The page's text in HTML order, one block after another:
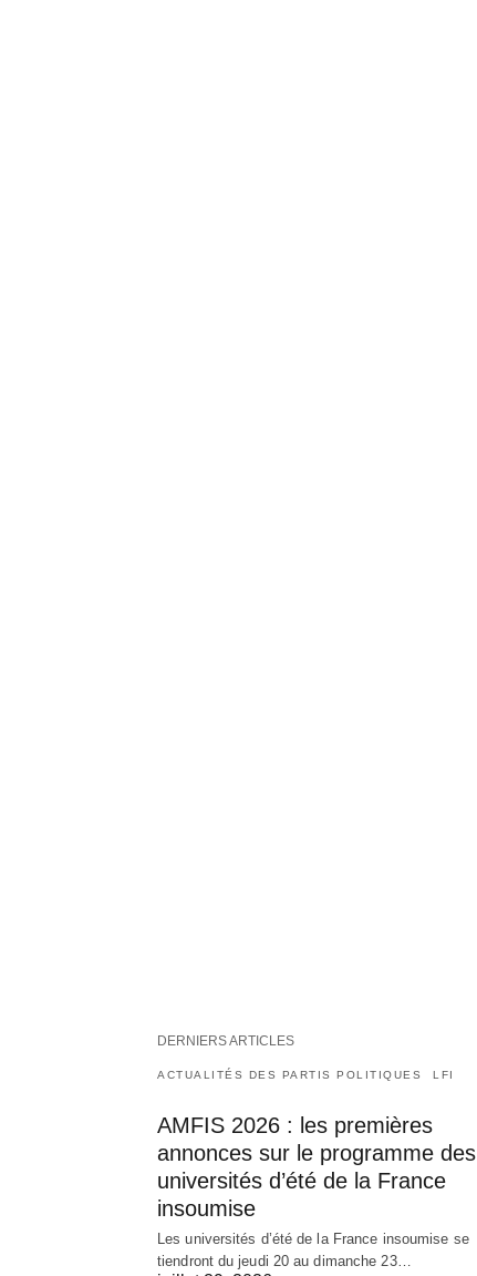
DERNIERS ARTICLES
ACTUALITÉS DES PARTIS POLITIQUES LFI
AMFIS 2026 : les premières
annonces sur le programme des
universités d’été de la France
insoumise
Les universités d’été de la France insoumise se
tiendront du jeudi 20 au dimanche 23…